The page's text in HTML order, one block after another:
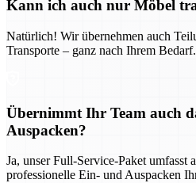
Kann ich auch nur Möbel
Natürlich! Wir übernehmen auch
Transporte – ganz nach Ihrem Bedarf.
Übernimmt Ihr Team auch
Auspacken?
Ja, unser Full-Service-Paket umfasst
professionelle Ein- und Auspacken